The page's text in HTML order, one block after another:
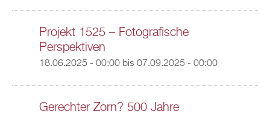
Projekt 1525 – Fotografische
Perspektiven
18.06.2025 - 00:00bis 07.09.2025 - 00:00
Gerechter Zorn? 500 Jahre